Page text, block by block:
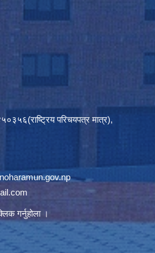
परिचयपत्र मात्र),
गर्नुहोला ।